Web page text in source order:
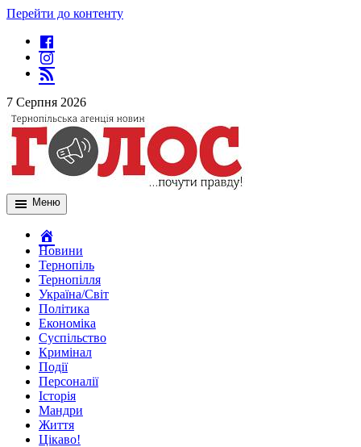
Перейти до контенту
7 Серпня 2026
Меню
Новини
Тернопіль
Тернопілля
Україна/Світ
Політика
Економіка
Суспільство
Кримінал
Події
Персоналії
Історія
Мандри
Життя
Цікаво!